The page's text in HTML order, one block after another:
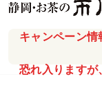
キャンペーン情
恐れ入りますが